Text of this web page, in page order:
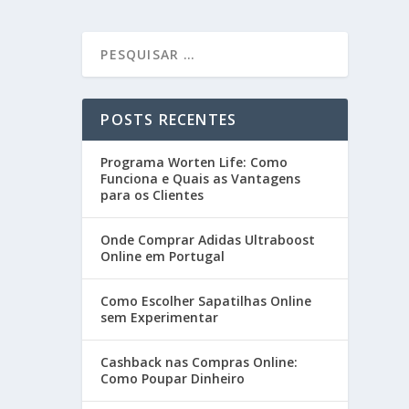
POSTS RECENTES
Programa Worten Life: Como
Funciona e Quais as Vantagens
para os Clientes
Onde Comprar Adidas Ultraboost
Online em Portugal
Como Escolher Sapatilhas Online
sem Experimentar
Cashback nas Compras Online:
Como Poupar Dinheiro